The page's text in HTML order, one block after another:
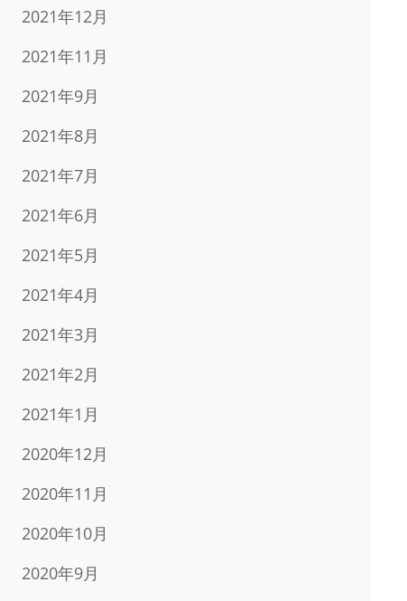
2021年12月
2021年11月
2021年9月
2021年8月
2021年7月
2021年6月
2021年5月
2021年4月
2021年3月
2021年2月
2021年1月
2020年12月
2020年11月
2020年10月
2020年9月